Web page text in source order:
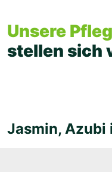
Unsere
stellen sich
Jasmin, Azubi